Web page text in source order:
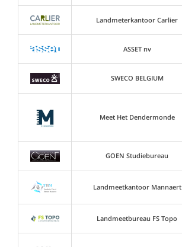
Landmeterkantoor Carlier
ASSET nv
SWECO BELGIUM
Meet Het Dendermonde
GOEN Studiebureau
Landmeetkantoor Mannaert
Landmeetbureau FS Topo